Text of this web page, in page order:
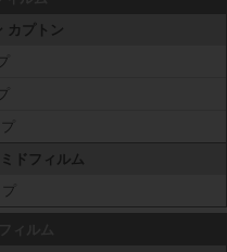
カプトン
ドフィルム